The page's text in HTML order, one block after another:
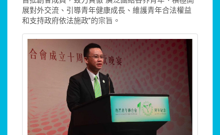
展對外交流、引導青年健康成長、維護青年合法權益
和支持政府依法施政”的宗旨。